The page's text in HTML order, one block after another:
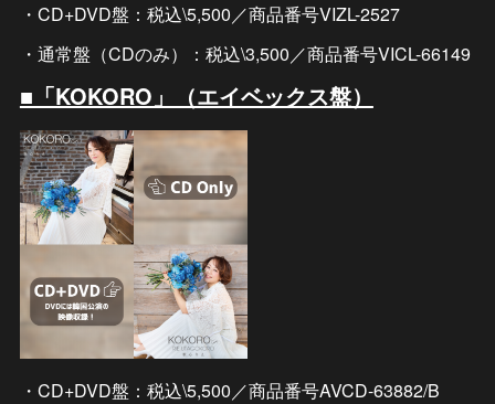
・CD+DVD盤：税込\5,500／商品番号VIZL-2527
・通常盤（CDのみ）：税込\3,500／商品番号VICL-66149
■「KOKORO」（エイベックス盤）
・CD+DVD盤：税込\5,500／商品番号AVCD-63882/B